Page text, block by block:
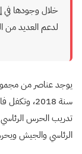
خلال وجودها في
لدعم العديد من
يوجد عناصر من
سنة 2018،
تدريب الحرس
الرئاسي والجيش